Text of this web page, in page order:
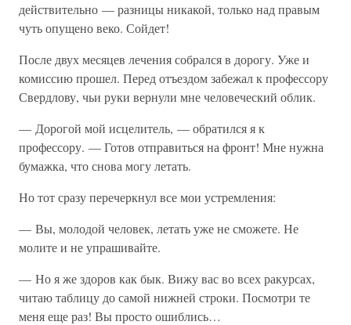
действительно — разницы никакой, только над правым
чуть опущено веко. Сойдет!
После двух месяцев лечения собрался в дорогу. Уже и
комиссию прошел. Перед отъездом забежал к профессору
Свердлову, чьи руки вернули мне человеческий облик.
— Дорогой мой исцелитель, — обратился я к
профессору. — Готов отправиться на фронт! Мне нужна
бумажка, что снова могу летать.
Но тот сразу перечеркнул все мои устремления:
— Вы, молодой человек, летать уже не сможете. Не
молите и не упрашивайте.
— Но я же здоров как бык. Вижу вас во всех ракурсах,
читаю таблицу до самой нижней строки. Посмотри те
меня еще раз! Вы просто ошиблись…